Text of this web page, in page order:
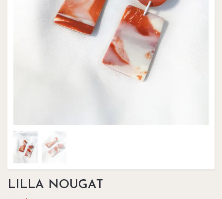
LILLA NOUGAT